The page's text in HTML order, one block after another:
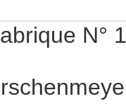
N°